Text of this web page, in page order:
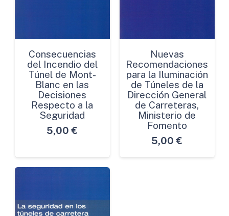
Consecuencias
del Incendio del
Túnel de Mont-
Blanc en las
Decisiones
Respecto a la
Seguridad
5,00 €
Nuevas
Recomendaciones
para la Iluminación
de Túneles de la
Dirección General
de Carreteras,
Ministerio de
Fomento
5,00 €